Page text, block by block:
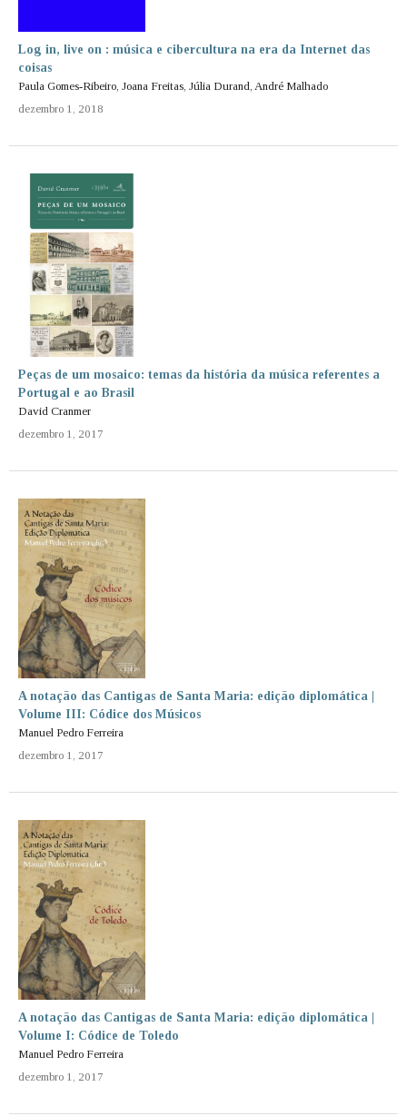
Log in, live on : música e cibercultura na era da Internet das
coisas
Paula Gomes-Ribeiro, Joana Freitas, Júlia Durand, André Malhado
dezembro 1, 2018
Peças de um mosaico: temas da história da música referentes a
Portugal e ao Brasil
David Cranmer
dezembro 1, 2017
A notação das Cantigas de Santa Maria: edição diplomática |
Volume III: Códice dos Músicos
Manuel Pedro Ferreira
dezembro 1, 2017
A notação das Cantigas de Santa Maria: edição diplomática |
Volume I: Códice de Toledo
Manuel Pedro Ferreira
dezembro 1, 2017